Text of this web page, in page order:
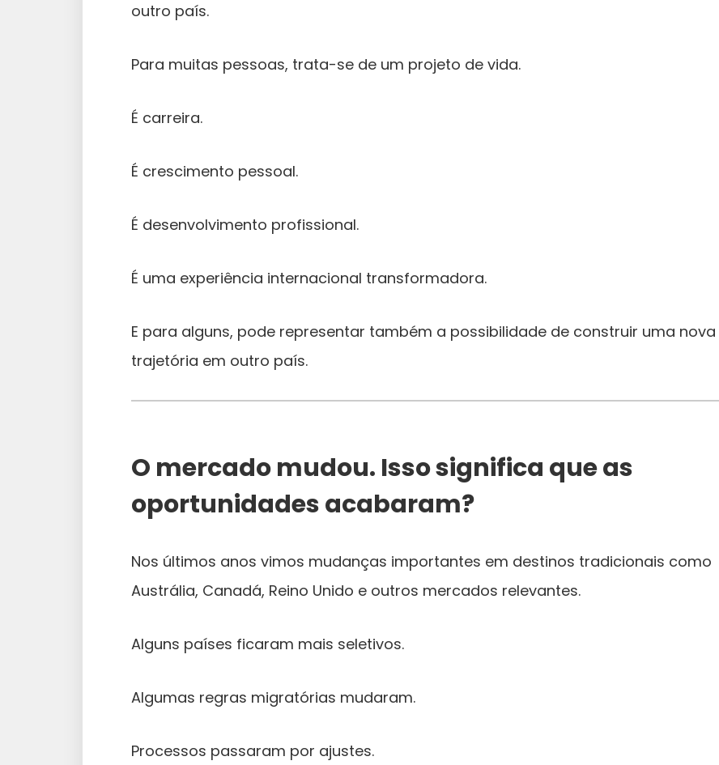
outro país.
Para muitas pessoas, trata-se de um projeto de vida.
É carreira.
É crescimento pessoal.
É desenvolvimento profissional.
É uma experiência internacional transformadora.
E para alguns, pode representar também a possibilidade de construir uma nova
trajetória em outro país.
O mercado mudou. Isso significa que as
oportunidades acabaram?
Nos últimos anos vimos mudanças importantes em destinos tradicionais como
Austrália, Canadá, Reino Unido e outros mercados relevantes.
Alguns países ficaram mais seletivos.
Algumas regras migratórias mudaram.
Processos passaram por ajustes.